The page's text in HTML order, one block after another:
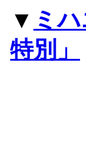
▼ ミ
特別」